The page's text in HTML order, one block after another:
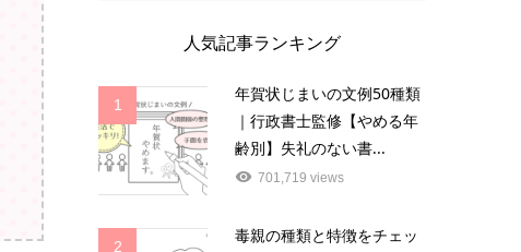
人気記事ランキング
1
年賀状じまいの文例50種類
｜行政書士監修【やめる年
齢別】失礼のない書...
701,719 views
2
毒親の種類と特徴をチェッ